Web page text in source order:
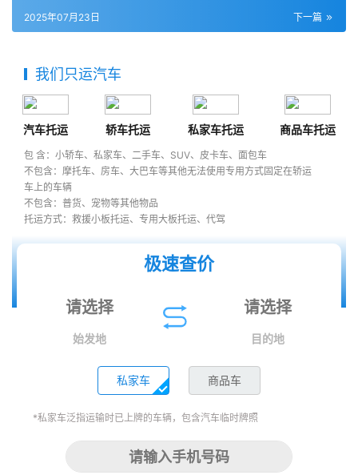
下一篇
2025年07月23日
我们只运汽车
汽车托运 轿车托运 私家车托运 商品车托运
包 含：小轿车、私家车、二手车、SUV、皮卡车、面包车
不包含：摩托车、房车、大巴车等其他无法使用专用方式固定在轿运
车上的车辆
不包含：普货、宠物等其他物品
托运方式：救援小板托运、专用大板托运、代驾
极速查价
始发地 目的地
私家车 商品车
*私家车泛指运输时已上牌的车辆，包含汽车临时牌照